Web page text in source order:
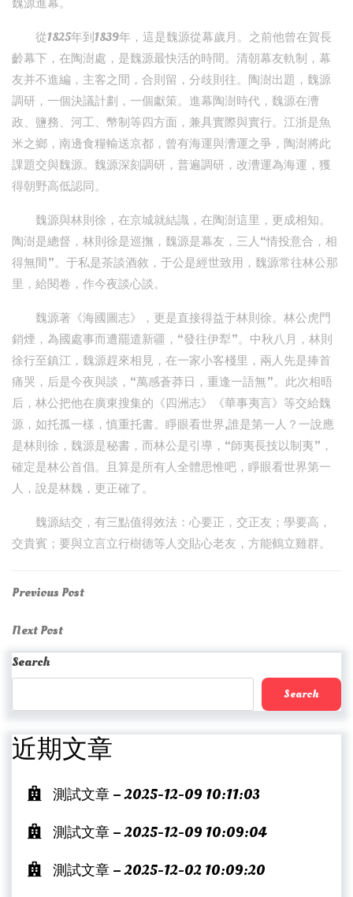
魏源進幕。
從1825年到1839年，這是魏源從幕歲月。之前他曾在賀長
齡幕下，在陶澍處，是魏源最快活的時間。清朝幕友軌制，幕
友并不進編，主客之間，合則留，分歧則往。陶澍出題，魏源
調研，一個決議計劃，一個獻策。進幕陶澍時代，魏源在漕
政、鹽務、河工、幣制等四方面，兼具實際與實行。江浙是魚
米之鄉，南邊食糧輸送京都，曾有海運與漕運之爭，陶澍將此
課題交與魏源。魏源深刻調研，普遍調研，改漕運為海運，獲
得朝野高低認同。
魏源與林則徐，在京城就結識，在陶澍這里，更成相知。
陶澍是總督，林則徐是巡撫，魏源是幕友，三人“情投意合，相
得無間”。于私是茶談酒敘，于公是經世致用，魏源常往林公那
里，給閱卷，作今夜談心談。
魏源著《海國圖志》，更是直接得益于林則徐。林公虎門
銷煙，為國處事而遭罷遣新疆，“發往伊犁”。中秋八月，林則
徐行至鎮江，魏源趕來相見，在一家小客棧里，兩人先是捧首
痛哭，后是今夜與談，“萬感蒼莽日，重逢一語無”。此次相晤
后，林公把他在廣東搜集的《四洲志》《華事夷言》等交給魏
源，如托孤一樣，慎重托書。睜眼看世界,誰是第一人？一說應
是林則徐，魏源是秘書，而林公是引導，“師夷長技以制夷”，
確定是林公首倡。且算是所有人全體思惟吧，睜眼看世界第一
人，說是林魏，更正確了。
魏源結交，有三點值得效法：心要正，交正友；學要高，
交貴賓；要與立言立行樹德等人交貼心老友，方能鶴立雞群。
Post
navigation
Previous
Previous Post
Next
Post
Next Post
Search
Search
近期文章
測試文章 – 2025-12-09 10:11:03
測試文章 – 2025-12-09 10:09:04
測試文章 – 2025-12-02 10:09:20